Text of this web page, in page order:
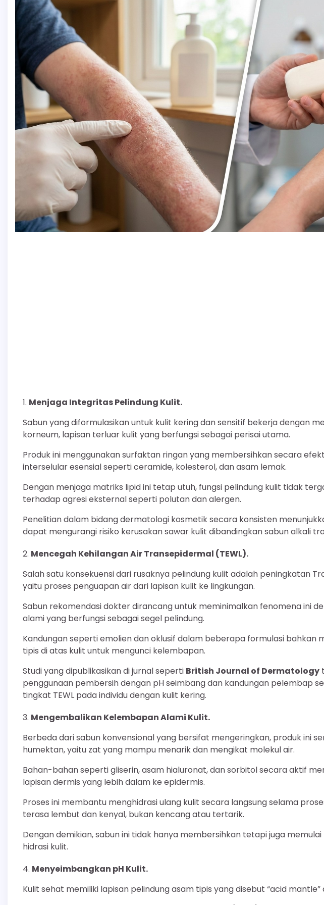
Menjaga Integritas Pelindung Kulit.
Sabun yang diformulasikan untuk kulit kering dan sensitif bekerja dengan
korneum, lapisan terluar kulit yang berfungsi sebagai perisai utama.
Produk ini menggunakan surfaktan ringan yang membersihkan secara
interselular esensial seperti ceramide, kolesterol, dan asam lemak.
Dengan menjaga matriks lipid ini tetap utuh, fungsi pelindung kulit tidak
terhadap agresi eksternal seperti polutan dan alergen.
Penelitian dalam bidang dermatologi kosmetik secara konsisten
dapat mengurangi risiko kerusakan sawar kulit dibandingkan sabun alkali
Mencegah Kehilangan Air Transepidermal (TEWL).
Salah satu konsekuensi dari rusaknya pelindung kulit adalah peningkatan
yaitu proses penguapan air dari lapisan kulit ke lingkungan.
Sabun rekomendasi dokter dirancang untuk meminimalkan fenomena ini
alami yang berfungsi sebagai segel pelindung.
Kandungan seperti emolien dan oklusif dalam beberapa formulasi bahkan
tipis di atas kulit untuk mengunci kelembapan.
Studi yang dipublikasikan di jurnal seperti British Journal of Dermatology
penggunaan pembersih dengan pH seimbang dan kandungan pelembap
tingkat TEWL pada individu dengan kulit kering.
Mengembalikan Kelembapan Alami Kulit.
Berbeda dari sabun konvensional yang bersifat mengeringkan, produk ini
humektan, yaitu zat yang mampu menarik dan mengikat molekul air.
Bahan-bahan seperti gliserin, asam hialuronat, dan sorbitol secara aktif
lapisan dermis yang lebih dalam ke epidermis.
Proses ini membantu menghidrasi ulang kulit secara langsung selama
terasa lembut dan kenyal, bukan kencang atau tertarik.
Dengan demikian, sabun ini tidak hanya membersihkan tetapi juga
hidrasi kulit.
Menyeimbangkan pH Kulit.
Kulit sehat memiliki lapisan pelindung asam tipis yang disebut “acid